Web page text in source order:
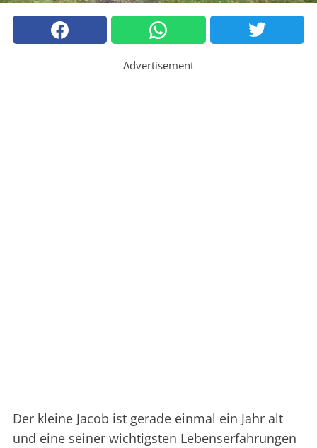
Advertisement
Der kleine Jacob ist gerade einmal ein Jahr alt
und eine seiner wichtigsten Lebenserfahrungen